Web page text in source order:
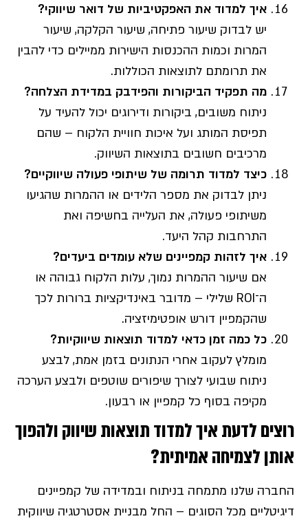
איך למדוד את האפקטיביות של דואר שיווקי?
יש לבדוק שיעור פתיחה, שיעור הקלקה, שיעור
המרות וכמות ההכנסות הישירות ממיילים כדי להבין
את תרומתם לתוצאות הכוללות.
מה תפקיד הביקורות והפידבק במדידת הצלחה?
ניתוח משובים, ביקורות ודירוגים יכול להעיד על
תפיסת המותג ועל איכות חוויית הלקוח – שהם
מרכיבים חשובים בתוצאות השיווק.
כיצד למדוד תרומה של שיתופי פעולה שיווקיים?
ניתן לבדוק את מספר הלידים או ההמרות שהגיעו
משיתופי פעולה, את העלייה בחשיפה ואת
התרחבות קהל היעד.
איך לזהות קמפיינים שלא עומדים ביעדים?
אם שיעור ההמרות נמוך, עלות הלקוח גבוהה או
ה־ROI שלילי – מדובר באינדיקציות ברורות לכך
שהקמפיין דורש אופטימיזציה.
כל כמה זמן כדאי למדוד תוצאות שיווקיות?
מומלץ לעקוב אחרי הנתונים בזמן אמת, לבצע
ניתוח שבועי לצורך שיפורים שוטפים ולבצע הערכה
מקיפה בסוף כל קמפיין או רבעון.
רוצים לדעת איך למדוד תוצאות שיווק ולהפוך
אותן לצמיחה אמיתית?
החברה שלנו מתמחה בניתוח ובמדידה של קמפיינים
דיגיטליים מכל הסוגים – החל מבניית אסטרטגיה שיווקית